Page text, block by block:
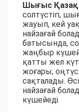
Шығыс
солтүстігі,
жауып, кей
найзағай
батысында,
жаңбыр
қатты жел
жоғары,
сақталады.
найзағай
күшейеді.